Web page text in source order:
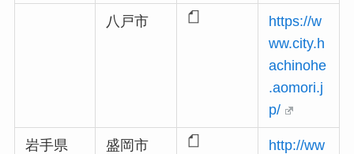
八戸市
https://w
ww.city.h
achinohe
.aomori.j
p/
岩手県 盛岡市
http://ww